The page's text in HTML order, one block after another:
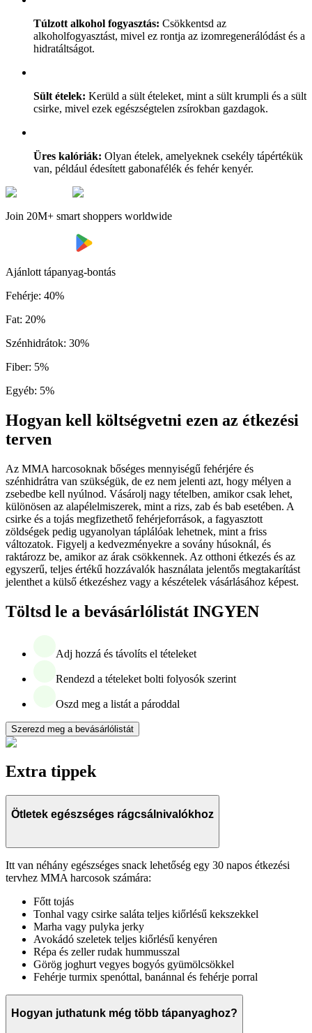
Túlzott alkohol fogyasztás: Csökkentsd az
alkoholfogyasztást, mivel ez rontja az izomregenerálódást és a
hidratáltságot.
Sült ételek: Kerüld a sült ételeket, mint a sült krumpli és a sült
csirke, mivel ezek egészségtelen zsírokban gazdagok.
Üres kalóriák: Olyan ételek, amelyeknek csekély tápértékük
van, például édesített gabonafélék és fehér kenyér.
Join 20M+ smart shoppers worldwide
Ajánlott tápanyag-bontás
Fehérje: 40%
Fat: 20%
Szénhidrátok: 30%
Fiber: 5%
Egyéb: 5%
Hogyan kell költségvetni ezen az étkezési
terven
Az MMA harcosoknak bőséges mennyiségű fehérjére és
szénhidrátra van szükségük, de ez nem jelenti azt, hogy mélyen a
zsebedbe kell nyúlnod. Vásárolj nagy tételben, amikor csak lehet,
különösen az alapélelmiszerek, mint a rizs, zab és bab esetében. A
csirke és a tojás megfizethető fehérjeforrások, a fagyasztott
zöldségek pedig ugyanolyan táplálóak lehetnek, mint a friss
változatok. Figyelj a kedvezményekre a sovány húsoknál, és
raktározz be, amikor az árak csökkennek. Az otthoni étkezés és az
egyszerű, teljes értékű hozzávalók használata jelentős megtakarítást
jelenthet a külső étkezéshez vagy a készételek vásárlásához képest.
Töltsd le a bevásárlólistát INGYEN
Adj hozzá és távolíts el tételeket
Rendezd a tételeket bolti folyosók szerint
Oszd meg a listát a pároddal
Szerezd meg a bevásárlólistát
Extra tippek
Ötletek egészséges rágcsálnivalókhoz
Itt van néhány egészséges snack lehetőség egy 30 napos étkezési
tervhez MMA harcosok számára:
Főtt tojás
Tonhal vagy csirke saláta teljes kiőrlésű kekszekkel
Marha vagy pulyka jerky
Avokádó szeletek teljes kiőrlésű kenyéren
Répa és zeller rudak hummusszal
Görög joghurt vegyes bogyós gyümölcsökkel
Fehérje turmix spenóttal, banánnal és fehérje porral
Hogyan juthatunk még több tápanyaghoz?